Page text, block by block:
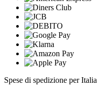
Spese di spedizione per Italia